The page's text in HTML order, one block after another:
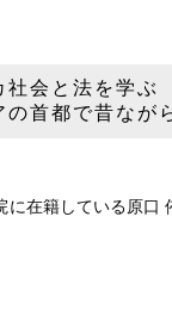
社会と法を学ぶ
首都で昔なが
在籍している原口